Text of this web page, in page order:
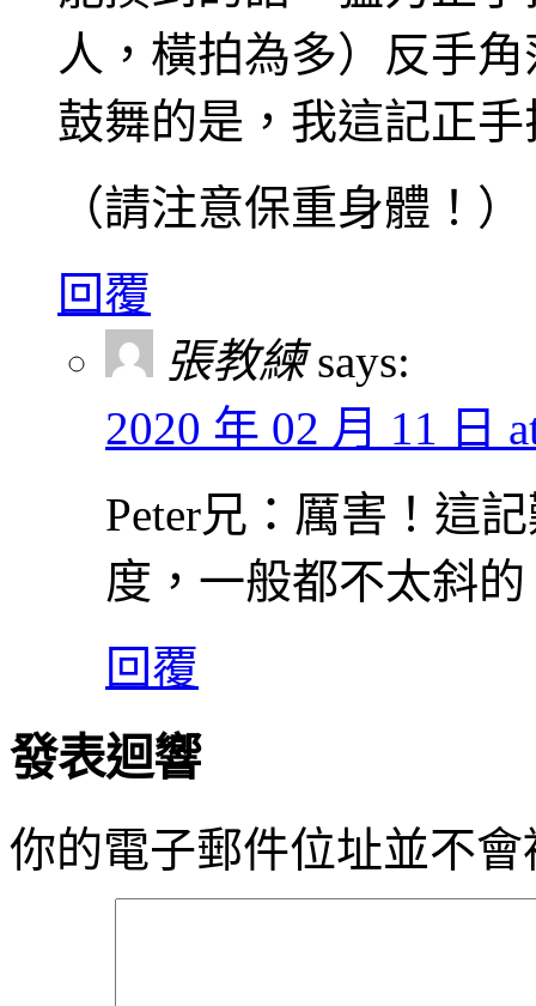
人，橫拍為多）反手
鼓舞的是，我這記正
（請注意保重身體！）
回覆
張教練 says:
2020 年 02 月 11 日
Peter兄：厲害！這
度，一般都不太斜
回覆
發表迴響
你的電子郵件位址並不